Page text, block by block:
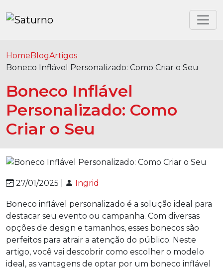
HomeBlogArtigos
Boneco Inflável Personalizado: Como Criar o Seu
Boneco Inflável
Personalizado: Como
Criar o Seu
27/01/2025 | Ingrid
Boneco inflável personalizado é a solução ideal para
destacar seu evento ou campanha. Com diversas
opções de design e tamanhos, esses bonecos são
perfeitos para atrair a atenção do público. Neste
artigo, você vai descobrir como escolher o modelo
ideal, as vantagens de optar por um boneco inflável